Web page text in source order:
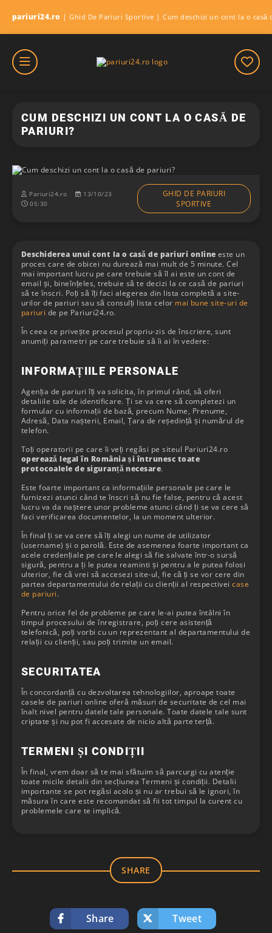
pariuri24.ro |Ghid De Pariuri Sportive |Cum deschizi un cont la o casă
CUM DESCHIZI UN CONT LA O CASĂ DE
PARIURI?
Pariuri24.ro
13/10/23
05:30
GHID DE PARIURI
SPORTIVE
Deschiderea unui cont la o casă de pariuri online este un
proces care de obicei nu durează mai mult de 5 minute. Cel
mai important lucru pe care trebuie să îl ai este un cont de
email și, bineînțeles, trebuie să te decizi la ce casă de pariuri
să te înscri. Poți să îți faci alegerea din lista completă a site-
urilor de pariuri sau să consulți lista celor mai bune site-uri de
pariuri de pe Pariuri24.ro.
În ceea ce privește procesul propriu-zis de înscriere, sunt
anumiți parametri pe care trebuie să îi ai în vedere:
INFORMAȚIILE PERSONALE
Agenția de pariuri îți va solicita, în primul rând, să oferi
detaliile tale de identificare. Ți se va cere să completezi un
formular cu informații de bază, precum Nume, Prenume,
Adresă, Data nașterii, Email, Țara de reședință și numărul de
telefon.
Toți operatorii pe care îi veți regăsi pe siteul Pariuri24.ro
operează legal în România și întrunesc toate
protocoalele de siguranță necesare.
Este foarte important ca informațiile personale pe care le
furnizezi atunci când te înscri să nu fie false, pentru că acest
lucru va da naștere unor probleme atunci când ți se va cere să
faci verificarea documentelor, la un moment ulterior.
În final ți se va cere să îți alegi un nume de utilizator
(username) și o parolă. Este de asemenea foarte important ca
acele credențiale pe care le alegi să fie salvate într-o sursă
sigură, pentru a ți le putea reaminti și pentru a le putea folosi
ulterior, fie că vrei să accesezi site-ul, fie că ți se vor cere din
partea departamentului de relații cu clienții al respectiveicase
de pariuri.
Pentru orice fel de probleme pe care le-ai putea întâlni în
timpul procesului de înregistrare, poți cere asistență
telefonică, poți vorbi cu un reprezentant al departamentului de
relații cu clienții, sau poți trimite un email.
SECURITATEA
În concordanță cu dezvoltarea tehnologiilor, aproape toate
casele de pariuri online oferă măsuri de securitate de cel mai
înalt nivel pentru datele tale personale. Toate datele tale sunt
criptate și nu pot fi accesate de nicio altă parte terță.
TERMENI ȘI CONDIȚII
În final, vrem doar să te mai sfătuim să parcurgi cu atenție
toate micile detalii din secțiunea Termeni și condiții. Detalii
importante se pot regăsi acolo și nu ar trebui să le ignori, în
măsura în care este recomandat să fii tot timpul la curent cu
problemele care te implică.
SHARE
Share Tweet